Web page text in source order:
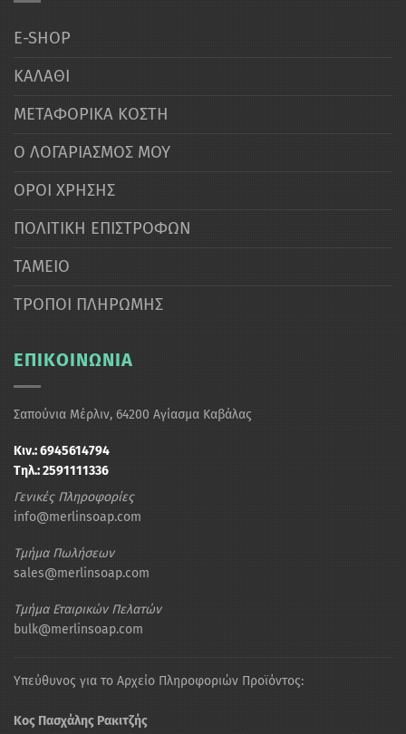
E-SHOP
ΚΑΛΑΘΙ
ΜΕΤΑΦΟΡΙΚΑ ΚΟΣΤΗ
Ο ΛΟΓΑΡΙΑΣΜΟΣ ΜΟΥ
ΟΡΟΙ ΧΡΗΣΗΣ
ΠΟΛΙΤΙΚΗ ΕΠΙΣΤΡΟΦΩΝ
ΤΑΜΕΙΟ
ΤΡΟΠΟΙ ΠΛΗΡΩΜΗΣ
ΕΠΙΚΟΙΝΩΝΙΑ
Σαπούνια Μέρλιν, 64200 Αγίασμα Καβάλας
Κιν.: 6945614794
Τηλ.: 2591111336
Γενικές Πληροφορίες
info@merlinsoap.com
Τμήμα Πωλήσεων
sales@merlinsoap.com
Τμήμα Εταιρικών Πελατών
bulk@merlinsoap.com
Υπεύθυνος για το Αρχείο Πληροφοριών Προϊόντος:
Κος Πασχάλης Ρακιτζής